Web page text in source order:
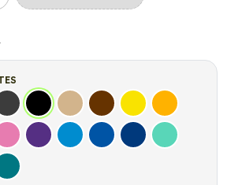
Foncé
Gris Anthracite
Noir Beige Marron Jaune ClairJaune
Rose Violet Bleu clairBleu MoyenBleu FoncéBleu Vert
Turquoise